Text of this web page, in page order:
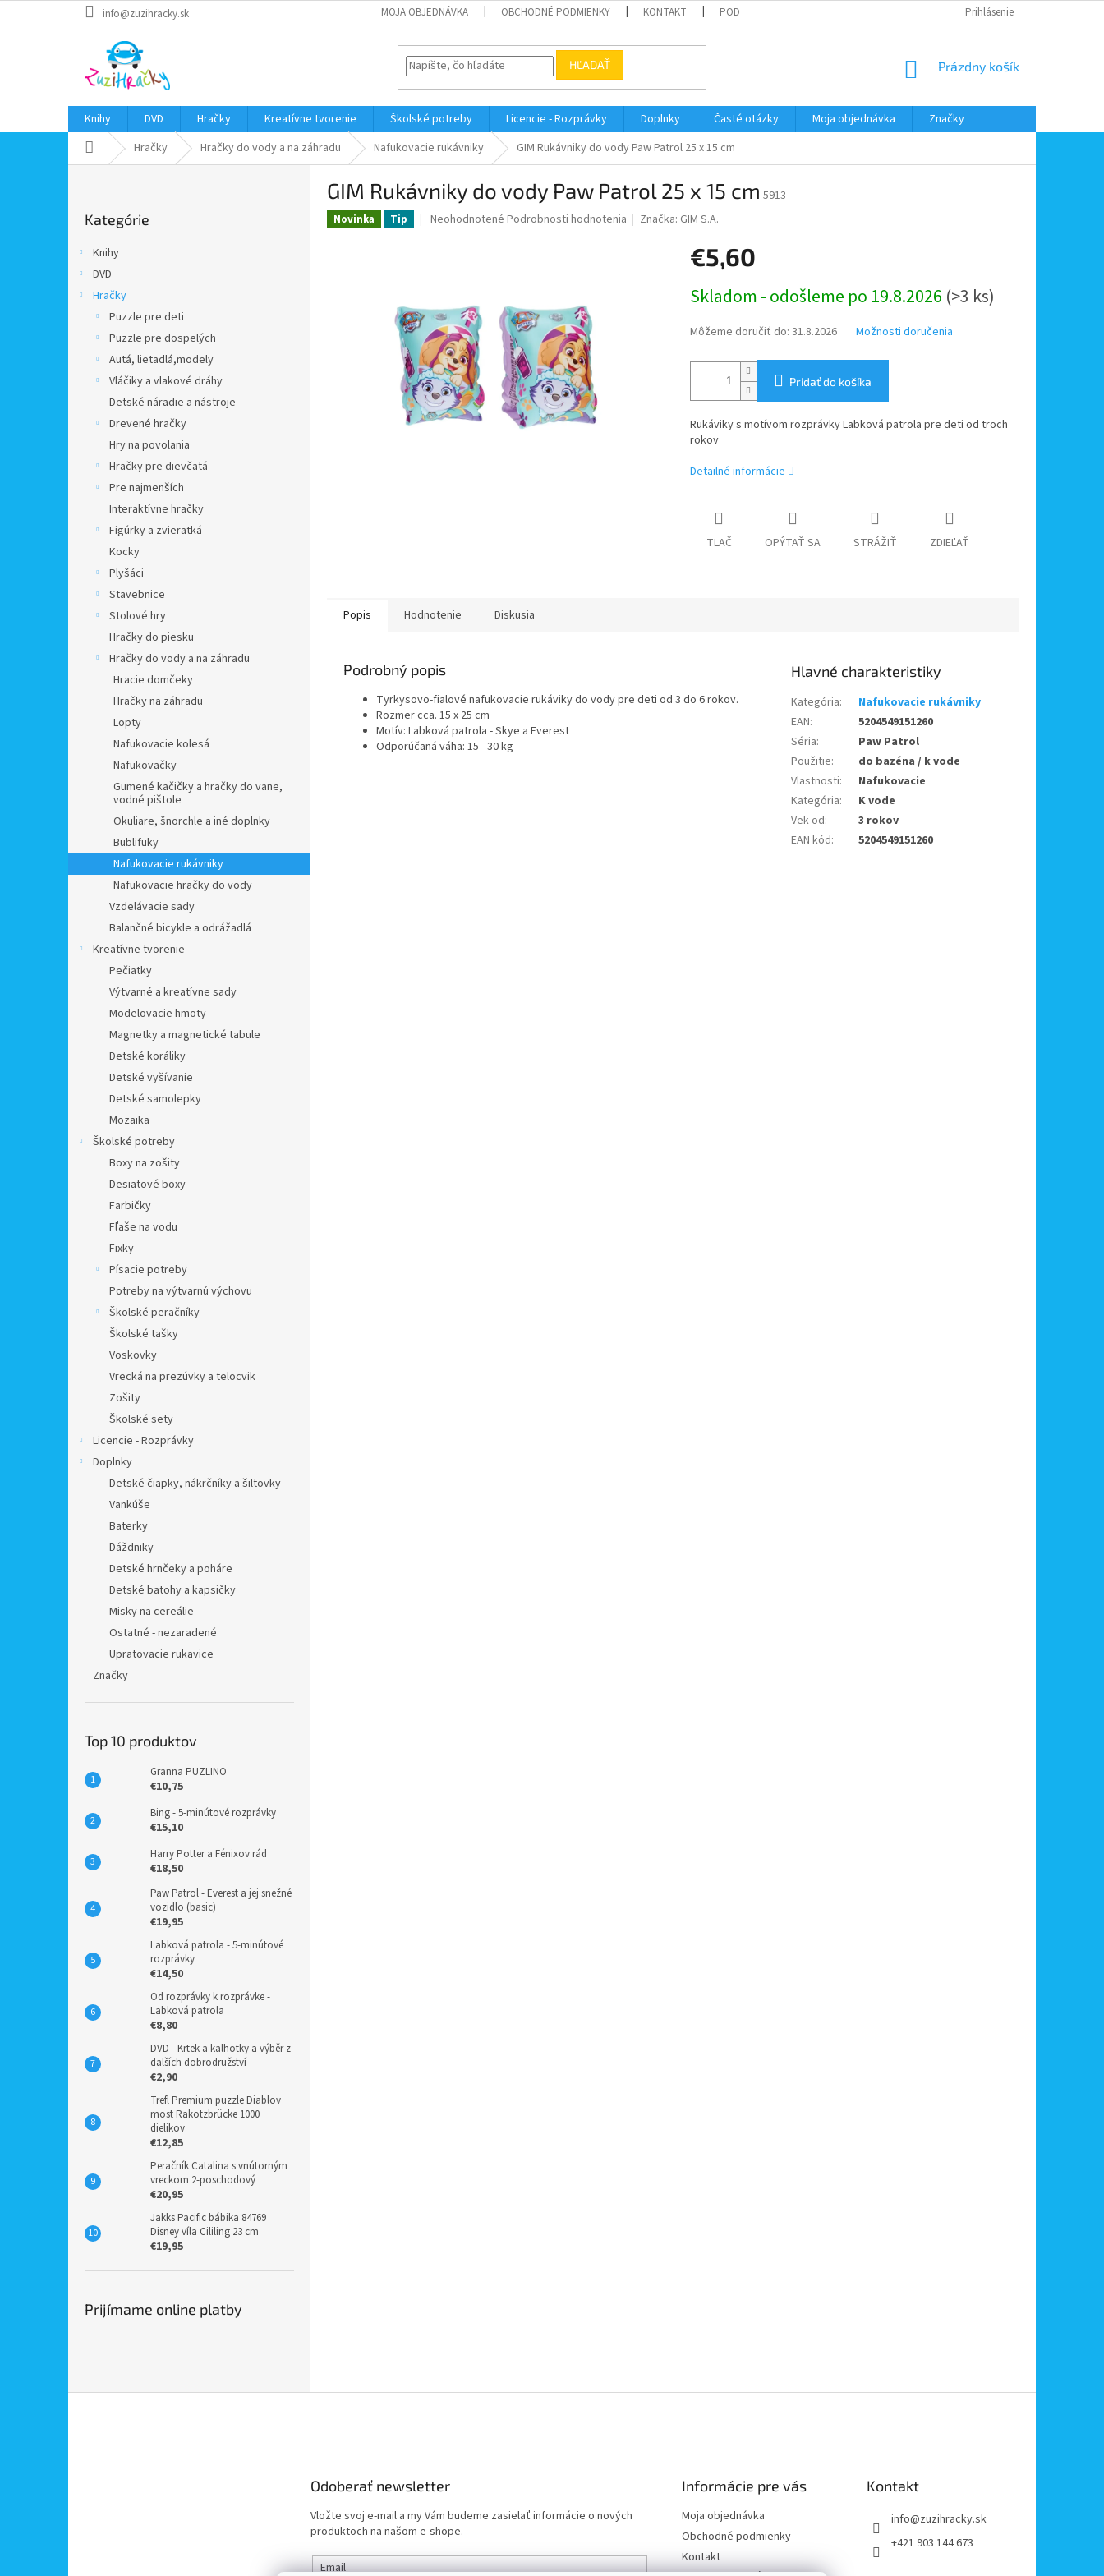
na
info@zuzihracky.sk MOJA OBJEDNÁVKA OBCHODNÉ PODMIENKY KONTAKT PODMIENKY OOÚ ODSTÚPENIE OD ZMLUVY
Prihlásenie
HĽADAŤ
NÁKUPNÝ
Prázdny košík
Knihy DVD Hračky Kreatívne tvorenie Školské potreby Licencie - Rozprávky Doplnky Časté otázky Moja objednávka
Značky
DomovHračky Hračky do vody a na záhradu Nafukovacie rukávniky GIM Rukávniky do vody Paw Patrol 25 x 15 cm
kategórie
Kategórie
Knihy
DVD
Hračky
Puzzle pre deti
Puzzle pre dospelých
Autá, lietadlá,modely
Vláčiky a vlakové dráhy
Detské náradie a nástroje
Drevené hračky
Hry na povolania
Hračky pre dievčatá
Pre najmenších
Interaktívne hračky
Figúrky a zvieratká
Kocky
Plyšáci
Stavebnice
Stolové hry
Hračky do piesku
Hračky do vody a na záhradu
Hracie domčeky
Hračky na záhradu
Lopty
Nafukovacie kolesá
Nafukovačky
Gumené kačičky a hračky do vane,
vodné pištole
Okuliare, šnorchle a iné doplnky
Bublifuky
Nafukovacie rukávniky
Nafukovacie hračky do vody
Vzdelávacie sady
Balančné bicykle a odrážadlá
Kreatívne tvorenie
Pečiatky
Výtvarné a kreatívne sady
Modelovacie hmoty
Magnetky a magnetické tabule
Detské koráliky
Detské vyšívanie
Detské samolepky
Mozaika
Školské potreby
Boxy na zošity
Desiatové boxy
Farbičky
Fľaše na vodu
Fixky
Písacie potreby
Potreby na výtvarnú výchovu
Školské peračníky
Školské tašky
Voskovky
Vrecká na prezúvky a telocvik
Zošity
Školské sety
Licencie - Rozprávky
Doplnky
Detské čiapky, nákrčníky a šiltovky
Vankúše
Baterky
Dáždniky
Detské hrnčeky a poháre
Detské batohy a kapsičky
Misky na cereálie
Ostatné - nezaradené
Upratovacie rukavice
Značky
Top 10 produktov
Granna PUZLINO
€10,75
Bing - 5-minútové rozprávky
€15,10
Harry Potter a Fénixov rád
€18,50
Paw Patrol - Everest a jej snežné
vozidlo (basic)
€19,95
Labková patrola - 5-minútové
rozprávky
€14,50
Od rozprávky k rozprávke -
Labková patrola
€8,80
DVD - Krtek a kalhotky a výběr z
dalších dobrodružství
€2,90
Trefl Premium puzzle Diablov
most Rakotzbrücke 1000
dielikov
€12,85
Peračník Catalina s vnútorným
vreckom 2-poschodový
€20,95
Jakks Pacific bábika 84769
Disney víla Cililing 23 cm
€19,95
Prijímame online platby
GIM Rukávniky do vody Paw Patrol 25 x 15 cm 5913
Novinka Tip
Priemerné
5
hviezdičiek.
Neohodnotené Podrobnosti hodnotenia Značka: GIM S.A.
€5,60
cena:
Skladom - odošleme po 19.8.2026 (>3 ks)
Môžeme doručiť do: 31.8.2026 Možnosti doručenia
Pridať do košíka
Rukáviky s motívom rozprávky Labková patrola pre deti od troch
rokov
Detailné informácie
TLAČ OPÝTAŤ SA STRÁŽIŤ ZDIEĽAŤ
Popis Hodnotenie Diskusia
Podrobný popis
Tyrkysovo-fialové nafukovacie rukáviky do vody pre deti od 3 do 6 rokov.
Rozmer cca. 15 x 25 cm
Motív: Labková patrola - Skye a Everest
Odporúčaná váha: 15 - 30 kg
Kategória:
Nafukovacie rukávniky
EAN:
5204549151260
Séria:
Paw Patrol
Použitie:
do bazéna / k vode
Vlastnosti:
Nafukovacie
Kategória:
K vode
Vek od:
3 rokov
EAN kód: 5204549151260
Odoberať newsletter
Vložte svoj e-mail a my Vám budeme zasielať informácie o nových
produktoch na našom e-shope.
Email
Informácie pre vás
Moja objednávka
Obchodné podmienky
Kontakt
Kontakt
info@zuzihracky.sk
+421 903 144 673